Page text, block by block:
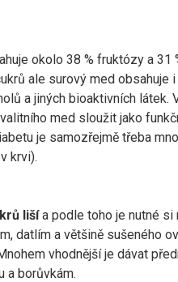
okolo 38 % fruktózy a 31
ale surový med
a jiných bioaktivních látek.
med sloužit jako
je samozřejmě třeba
krvi).
lišía podle toho je nutné si
datlím a většině sušeného
vhodnější je dávat
a borůvkám.